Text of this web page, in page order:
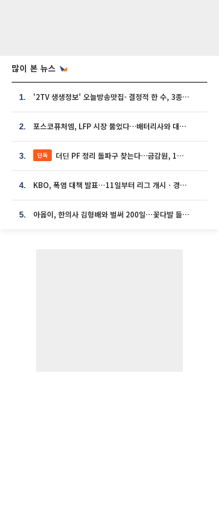
많이 본 뉴스
1. '2TV 생생정보' 오늘방송맛집- 결정적 한 수, 3종 메밀면! 메밀 소바 맛집 '의○○○○'
2. 포스코퓨처엠, LFP 시장 뚫었다…배터리사와 대규모 장기 공급 합의
3. 단독 더딘 PF 정리 돌파구 찾는다…금감원, 1년 반 만에 매각설명회 재개
4. KBO, 폭염 대책 발표⋯11일부터 리그 개시ㆍ경기 오후 7시 시작
5. 아옳이, 한의사 김형배와 벌써 200일⋯꽃다발 들고 "프러포즈 아냐"